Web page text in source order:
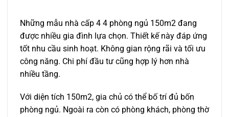
Những mẫu nhà cấp 4 4 phòng ngủ 150m2 đang
được nhiều gia đình lựa chọn. Thiết kế này đáp ứng
tốt nhu cầu sinh hoạt. Không gian rộng rãi và tối ưu
công năng. Chi phí đầu tư cũng hợp lý hơn nhà
nhiều tầng.
Với diện tích 150m2, gia chủ có thể bố trí đủ bốn
phòng ngủ. Ngoài ra còn có phòng khách, phòng thờ